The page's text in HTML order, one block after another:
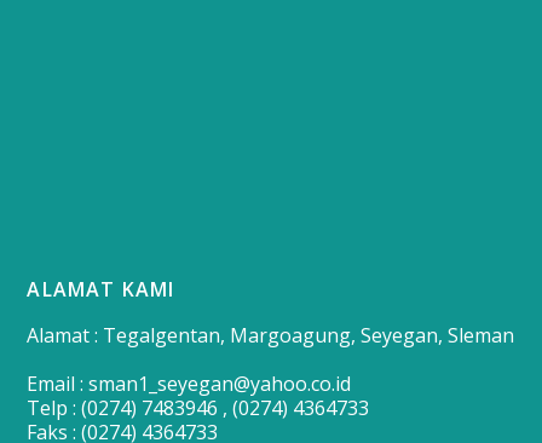
ALAMAT KAMI
Alamat : Tegalgentan, Margoagung, Seyegan, Sleman
Email : sman1_seyegan@yahoo.co.id
Telp : (0274) 7483946 , (0274) 4364733
Faks : (0274) 4364733